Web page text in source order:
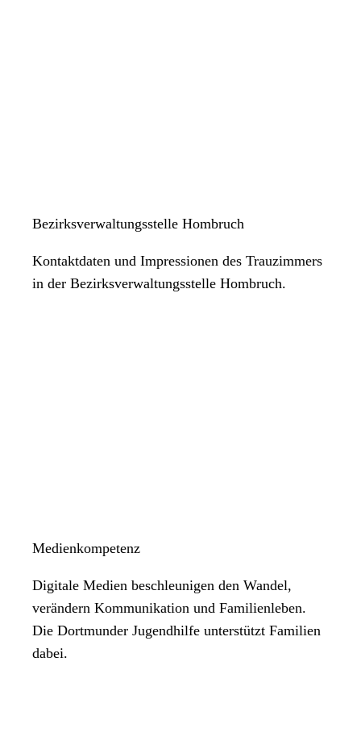
Bezirksverwaltungsstelle Hombruch
Kontaktdaten und Impressionen des Trauzimmers
in der Bezirksverwaltungsstelle Hombruch.
Medienkompetenz
Digitale Medien beschleunigen den Wandel,
verändern Kommunikation und Familienleben.
Die Dortmunder Jugendhilfe unterstützt Familien
dabei.